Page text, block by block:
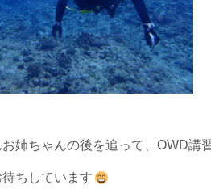
姉ちゃんの後を追って、OWD講
ちしています